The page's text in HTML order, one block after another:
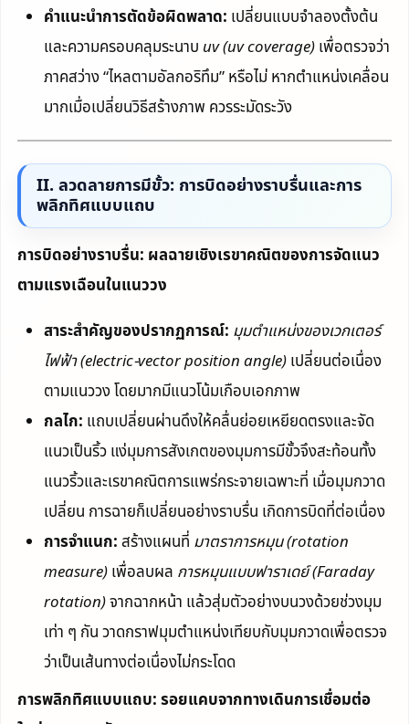
คำแนะนำการตัดข้อผิดพลาด: เปลี่ยนแบบจำลองตั้งต้น
และความครอบคลุมระนาบ uv (uv coverage)เพื่อตรวจว่า
ภาคสว่าง “ไหลตามอัลกอริทึม” หรือไม่ หากตำแหน่งเคลื่อน
มากเมื่อเปลี่ยนวิธีสร้างภาพ ควรระมัดระวัง
II. ลวดลายการมีขั้ว: การบิดอย่างราบรื่นและการ
พลิกทิศแบบแถบ
การบิดอย่างราบรื่น: ผลฉายเชิงเรขาคณิตของการจัดแนว
ตามแรงเฉือนในแนววง
สาระสำคัญของปรากฏการณ์: มุมตำแหน่งของเวกเตอร์
ไฟฟ้า (electric-vector position angle)เปลี่ยนต่อเนื่อง
ตามแนววง โดยมากมีแนวโน้มเกือบเอกภาพ
กลไก: แถบเปลี่ยนผ่านดึงให้คลื่นย่อยเหยียดตรงและจัด
แนวเป็นริ้ว แง่มุมการสังเกตของมุมการมีขั้วจึงสะท้อนทั้ง
แนวริ้วและเรขาคณิตการแพร่กระจายเฉพาะที่ เมื่อมุมกวาด
เปลี่ยน การฉายก็เปลี่ยนอย่างราบรื่น เกิดการบิดที่ต่อเนื่อง
การจำแนก:สร้างแผนที่ มาตราการหมุน (rotation
measure)เพื่อลบผล การหมุนแบบฟาราเดย์ (Faraday
rotation)จากฉากหน้า แล้วสุ่มตัวอย่างบนวงด้วยช่วงมุม
เท่า ๆ กัน วาดกราฟมุมตำแหน่งเทียบกับมุมกวาดเพื่อตรวจ
ว่าเป็นเส้นทางต่อเนื่องไม่กระโดด
การพลิกทิศแบบแถบ: รอยแคบจากทางเดินการเชื่อมต่อ